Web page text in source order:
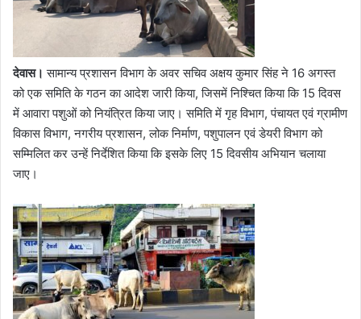
देवास। सामान्य प्रशासन विभाग के अवर सचिव अक्षय कुमार सिंह ने 16 अगस्त
को एक समिति के गठन का आदेश जारी किया, जिसमें निश्चित किया कि 15 दिवस
में आवारा पशुओं को नियंत्रित किया जाए। समिति में गृह विभाग, पंचायत एवं ग्रामीण
विकास विभाग, नगरीय प्रशासन, लोक निर्माण, पशुपालन एवं डेयरी विभाग को
सम्मिलित कर उन्हें निर्देशित किया कि इसके लिए 15 दिवसीय अभियान चलाया
जाए।